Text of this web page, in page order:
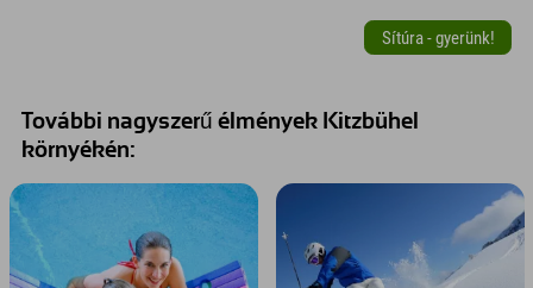
Sítúra - gyerünk!
További nagyszerű élmények Kitzbühel
környékén: